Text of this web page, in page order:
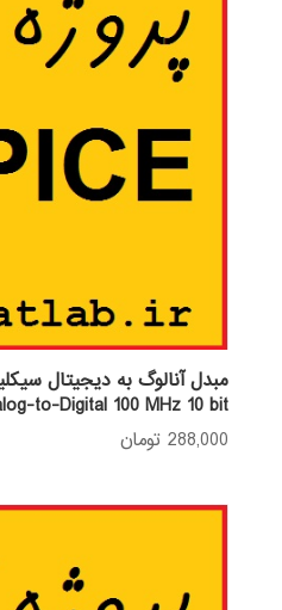
to-Digital 100 MHz 10 bit
288,000 تومان